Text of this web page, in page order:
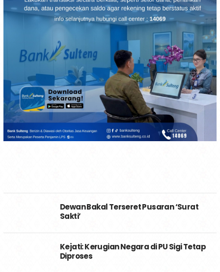
Dewan Bakal Terseret Pusaran ‘Surat
Sakti’
Kejati: Kerugian Negara di PU Sigi Tetap
Diproses